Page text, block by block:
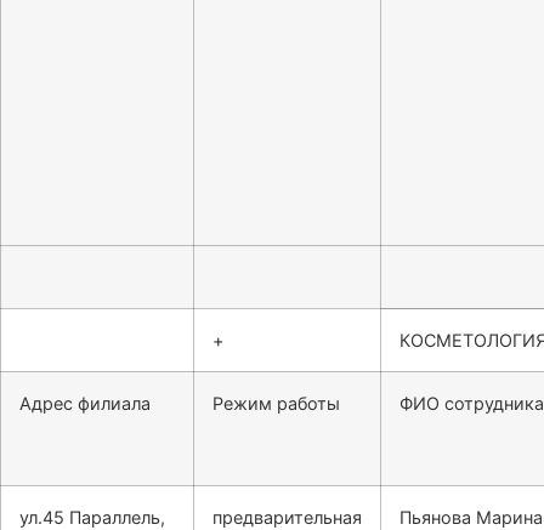
+
Адрес филиала Режим работы ФИО сотрудника
ул.45 Параллель,
предварительная
Пьянова Марина